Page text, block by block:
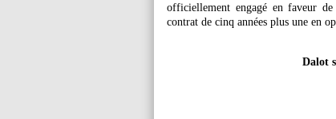
officiellement engagé en faveur
contrat de cinq années plus une en
Dalot